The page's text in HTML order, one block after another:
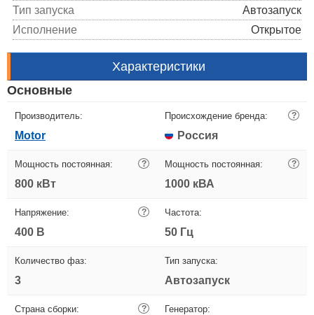
Тип запуска
Автозапуск
Исполнение
Открытое
Характеристики
Основные
Производитель:
Motor
Происхождение бренда: ?
Россия
Мощность постоянная: ?
800 кВт
Мощность постоянная: ?
1000 кВА
Напряжение: ?
400 В
Частота:
50 Гц
Количество фаз:
3
Тип запуска:
Автозапуск
Страна сборки: ? Генератор: